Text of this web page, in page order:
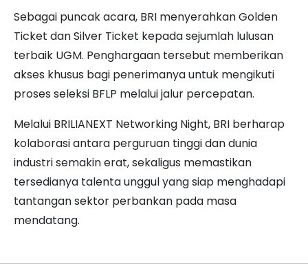
Sebagai puncak acara, BRI menyerahkan Golden
Ticket dan Silver Ticket kepada sejumlah lulusan
terbaik UGM. Penghargaan tersebut memberikan
akses khusus bagi penerimanya untuk mengikuti
proses seleksi BFLP melalui jalur percepatan.
Melalui BRILIANEXT Networking Night, BRI berharap
kolaborasi antara perguruan tinggi dan dunia
industri semakin erat, sekaligus memastikan
tersedianya talenta unggul yang siap menghadapi
tantangan sektor perbankan pada masa
mendatang.